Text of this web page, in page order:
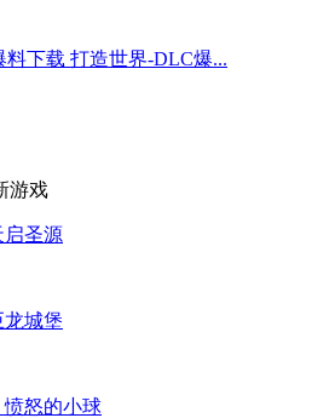
打造世界-DLC爆...
游戏
启圣源
龙城堡
愤怒的小球